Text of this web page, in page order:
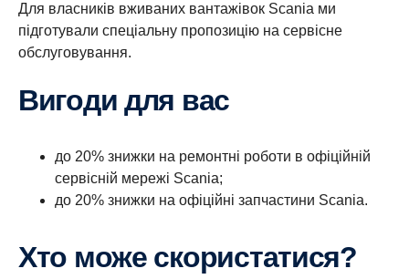
Для власників вживаних вантажівок Scania ми
підготували спеціальну пропозицію на сервісне
обслуговування.
Вигоди для вас
до 20% знижки на ремонтні роботи в офіційній
сервісній мережі Scania;
до 20% знижки на офіційні запчастини Scania.
Хто може скористатися?